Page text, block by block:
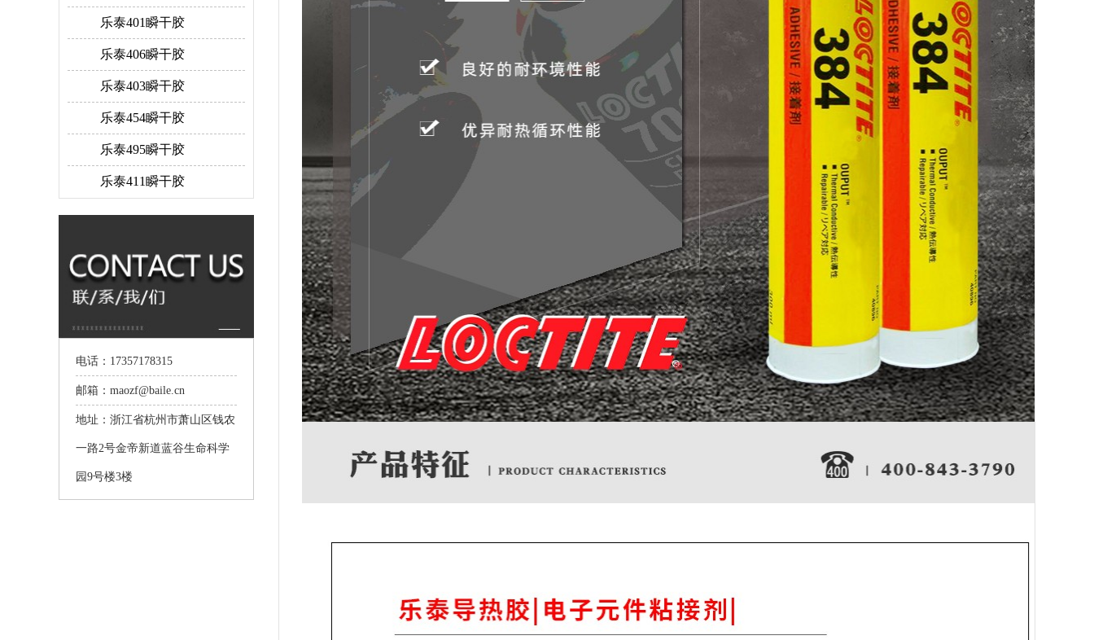
乐泰401瞬干胶
乐泰406瞬干胶
乐泰403瞬干胶
乐泰454瞬干胶
乐泰495瞬干胶
乐泰411瞬干胶
电话：17357178315
邮箱：maozf@baile.cn
地址：浙江省杭州市萧山区钱农
一路2号金帝新道蓝谷生命科学
园9号楼3楼